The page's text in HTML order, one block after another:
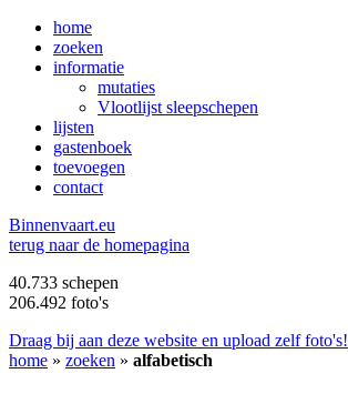
home
zoeken
informatie
mutaties
Vlootlijst sleepschepen
lijsten
gastenboek
toevoegen
contact
Binnenvaart.eu
terug naar de homepagina
40.733 schepen
206.492 foto's
Draag bij aan deze website en upload zelf foto's!
home » zoeken » alfabetisch